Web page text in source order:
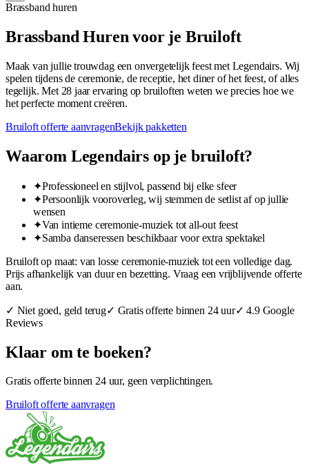
Brassband huren
Brassband Huren voor je Bruiloft
Maak van jullie trouwdag een onvergetelijk feest met Legendairs. Wij
spelen tijdens de ceremonie, de receptie, het diner of het feest, of alles
tegelijk. Met 28 jaar ervaring op bruiloften weten we precies hoe we
het perfecte moment creëren.
Bruiloft offerte aanvragenBekijk pakketten
Waarom Legendairs op je bruiloft?
✦Professioneel en stijlvol, passend bij elke sfeer
✦Persoonlijk vooroverleg, wij stemmen de setlist af op jullie
wensen
✦Van intieme ceremonie-muziek tot all-out feest
✦Samba danseressen beschikbaar voor extra spektakel
Bruiloft op maat: van losse ceremonie-muziek tot een volledige dag.
Prijs afhankelijk van duur en bezetting. Vraag een vrijblijvende offerte
aan.
✓ Niet goed, geld terug✓ Gratis offerte binnen 24 uur✓ 4.9 Google
Reviews
Klaar om te boeken?
Gratis offerte binnen 24 uur, geen verplichtingen.
Bruiloft offerte aanvragen